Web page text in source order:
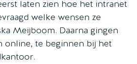
laten zien hoe het intranet
welke wensen ze
Meijboom. Daarna gingen
online, te beginnen bij het